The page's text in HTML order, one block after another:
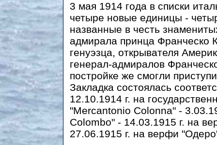
3 мая 1914 года в списки
четыре новые единицы -
названные в честь
адмирала принца Франческо
генуэзца, открывателя
генерал-адмиралов
постройке же смогли
Закладка состоялась
12.10.1914 г. на
"Mercantonio Colonna" -
Colombo" - 14.03.1915 г. на
27.06.1915 г. на верфи